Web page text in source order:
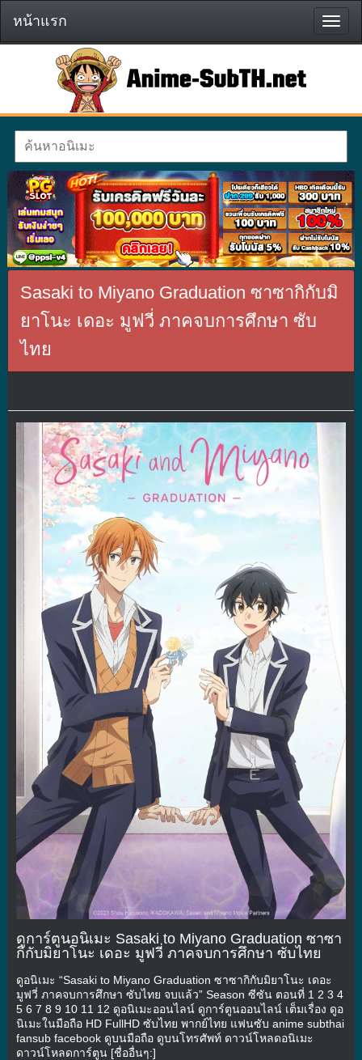
หน้า
แรก
หน้าแรก
Sasaki to Miyano Graduation ซาซากิกับมิ
ยาโนะ เดอะ มูฟวี่ ภาคจบการศึกษา ซับ
ไทย
ดูการ์ตูนอนิเมะ Sasaki to Miyano Graduation ซาซา
กิกับมิยาโนะ เดอะ มูฟวี่ ภาคจบการศึกษา ซับไทย
ดูอนิเมะ “Sasaki to Miyano Graduation ซาซากิกับมิยาโนะ เดอะ
มูฟวี่ ภาคจบการศึกษา ซับไทย จบแล้ว” Season ซีซัน ตอนที่ 1 2 3 4
5 6 7 8 9 10 11 12 ดูอนิเมะออนไลน์ ดูการ์ตูนออนไลน์ เต็มเรื่อง ดูอ
นิเมะในมือถือ HD FullHD ซับไทย พากย์ไทย แฟนซับ anime subthai
fansub facebook ดูบนมือถือ ดูบนโทรศัพท์ ดาวน์โหลดอนิเมะ
ดาวน์โหลดการ์ตูน [ชื่ออื่นๆ:]